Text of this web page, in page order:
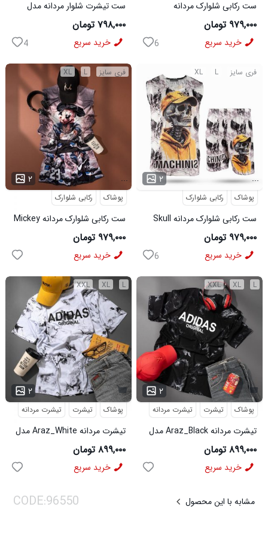
ست تیشرت شلوار مردانه مدل
Adidas کد 6569
۷۹۸,۰۰۰ تومان
خرید سریع 4
ست رکابی شلوارک مردانه
Lion_Black مدل 3997
۹۷۹,۰۰۰ تومان
خرید سریع 6
فری سایز L
XL
۲ ...
پوشاک رکابی شلوارک
ست رکابی شلوارک مردانه Mickey
مدل 3996
۹۷۹,۰۰۰ تومان
خرید سریع
فری سایز L
XL
۲ ...
پوشاک رکابی شلوارک
ست رکابی شلوارک مردانه Skull
مدل 3995
۹۷۹,۰۰۰ تومان
خرید سریع 6
L
XL
XXL
۲
پوشاک تیشرت تیشرت مردانه
تیشرت مردانه Araz_White مدل
3992
۸۹۹,۰۰۰ تومان
خرید سریع
L
XL
XXL
۲
پوشاک تیشرت تیشرت مردانه
تیشرت مردانه Araz_Black مدل
3991
۸۹۹,۰۰۰ تومان
خرید سریع
مشابه با این محصول